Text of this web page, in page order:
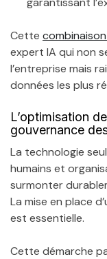
Cette
expert IA qui non
l’entreprise mais
données les plus
L’optimisation
gouvernance
La technologie
humains et
surmonter
La mise en place
est essentielle.
Cette démarche